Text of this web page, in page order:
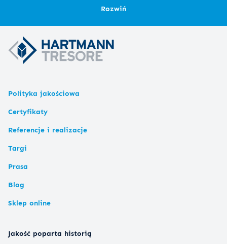
Rozwiń
Polityka jakościowa
Certyfikaty
Referencje i realizacje
Targi
Prasa
Blog
Sklep online
Jakość poparta historią